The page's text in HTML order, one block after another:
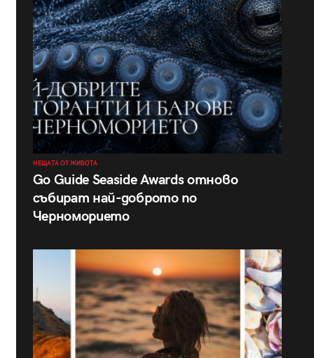
НЕЩАТА ОТ ЖИВОТА
Go Guide Seaside Awards отново
събират най-доброто по
Черноморието